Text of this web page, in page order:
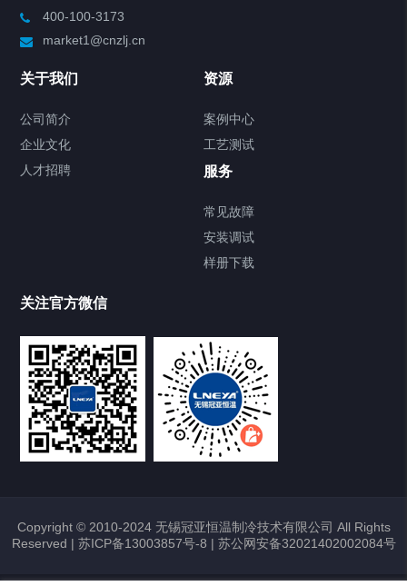
制冷加热动态控温系统
Chiller气体控温系统
Chamber试验箱
TCU温度控制单元
VOCs冷凝回收装置
热烈祝贺冠亚恒温与上海理工大学校企
400-100-3173
market1@cnzlj.cn
关于我们
公司简介
企业文化
人才招聘
资源
案例中心
工艺测试
服务
常见故障
安装调试
样册下载
关注官方微信
Copyright © 2010-2024 无锡冠亚恒温制冷技术有限公司 All Rights
Reserved | 苏ICP备13003857号-8 | 苏公网安备32021402002084号